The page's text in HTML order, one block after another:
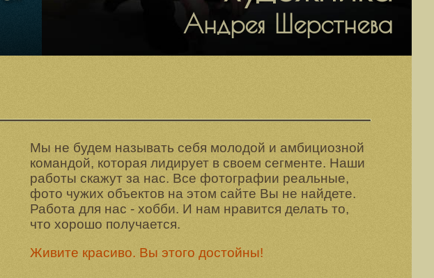
Андрея Шерстнева
Мы не будем называть себя молодой и амбициозной
командой, которая лидирует в своем сегменте. Наши
работы скажут за нас. Все фотографии реальные,
фото чужих объектов на этом сайте Вы не найдете.
Работа для нас - хобби. И нам нравится делать то,
что хорошо получается.
Живите красиво. Вы этого достойны!